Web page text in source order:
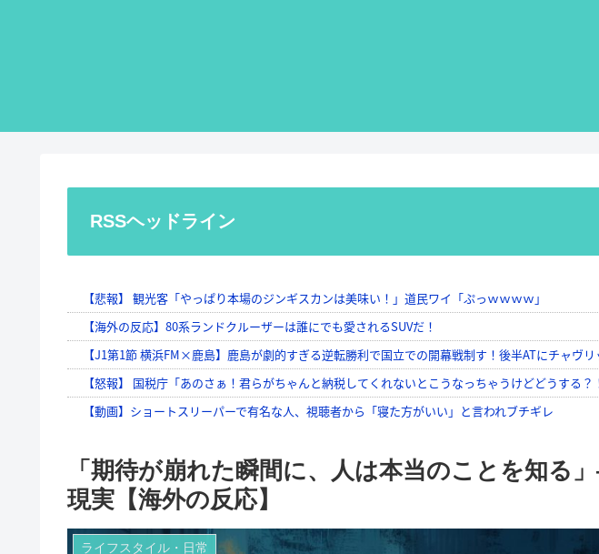
RSSヘッドライン
「期待が崩れた瞬間に、人は本当のことを知
現実【海外の反応】
ライフスタイル・日常